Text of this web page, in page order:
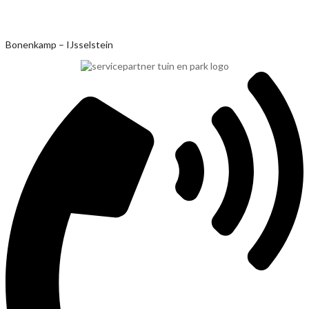
Ga
Bonenkamp – IJsselstein